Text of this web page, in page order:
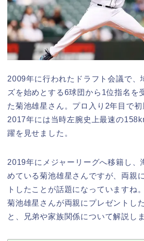
2009年に行われたドラフト会議で、
ズを始めとする6球団から1位指名を
た菊池雄星さん。プロ入り2年目で初
2017年には当時左腕史上最速の
躍を見せました。
2019年にメジャーリーグへ移籍し、
めている菊池雄星さんですが、両親
トしたことが話題になっていますね
菊池雄星さんが両親にプレゼントし
と、兄弟や家族関係について解説しま